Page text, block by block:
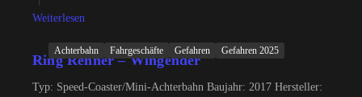
Weiterlesen
Achterbahn Fahrgeschäfte Gefahren Gefahren 2025
Ring Renner – Wingender
Typ: Speed-Coaster/Mini-Achterbahn Baujahr: 2017 Hersteller: